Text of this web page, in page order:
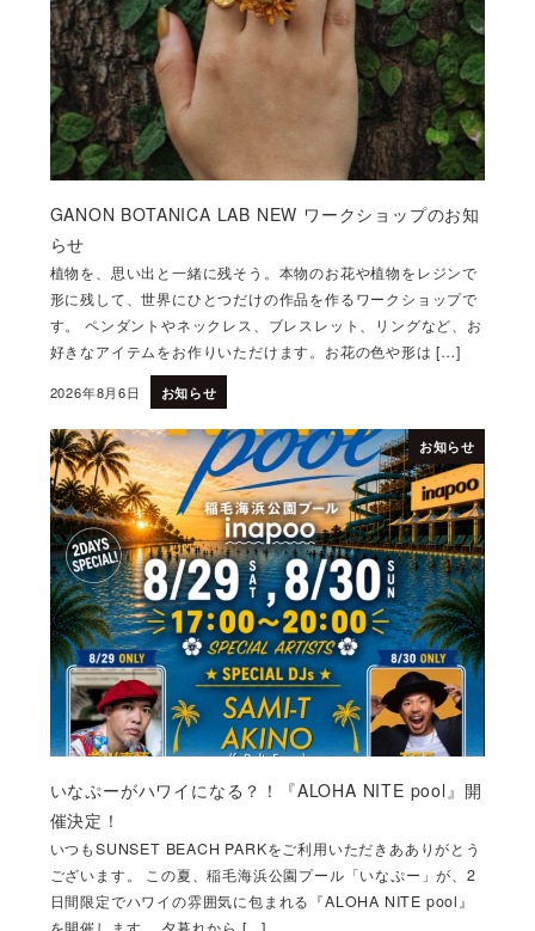
GANON BOTANICA LAB NEW ワークショップのお知
らせ
植物を、思い出と一緒に残そう。本物のお花や植物をレジンで
形に残して、世界にひとつだけの作品を作るワークショップで
す。 ペンダントやネックレス、ブレスレット、リングなど、お
好きなアイテムをお作りいただけます。お花の色や形は […]
投稿日
2026年8月6日 お知らせ
お知らせ
いなぷーがハワイになる？！『ALOHA NITE pool』開
催決定！
いつもSUNSET BEACH PARKをご利用いただきあありがとう
ございます。 この夏、稲毛海浜公園プール「いなぷー」が、2
日間限定でハワイの雰囲気に包まれる『ALOHA NITE pool』